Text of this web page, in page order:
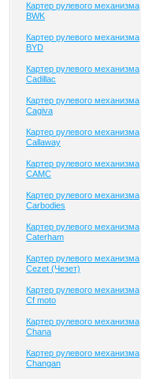
Картер рулевого механизма
BWK
Картер рулевого механизма
BYD
Картер рулевого механизма
Cadillac
Картер рулевого механизма
Cagiva
Картер рулевого механизма
Callaway
Картер рулевого механизма
CAMC
Картер рулевого механизма
Carbodies
Картер рулевого механизма
Caterham
Картер рулевого механизма
Cezet (Чезет)
Картер рулевого механизма
Cf moto
Картер рулевого механизма
Chana
Картер рулевого механизма
Changan